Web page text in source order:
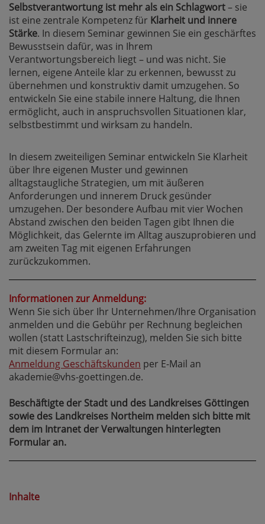
Selbstverantwortung ist mehr als ein Schlagwort– sie
ist eine zentrale Kompetenz für Klarheit und innere
Stärke. In diesem Seminar gewinnen Sie ein geschärftes
Bewusstsein dafür, was in Ihrem
Verantwortungsbereich liegt – und was nicht. Sie
lernen, eigene Anteile klar zu erkennen, bewusst zu
übernehmen und konstruktiv damit umzugehen. So
entwickeln Sie eine stabile innere Haltung, die Ihnen
ermöglicht, auch in anspruchsvollen Situationen klar,
selbstbestimmt und wirksam zu handeln.
In diesem zweiteiligen Seminar entwickeln Sie Klarheit
über Ihre eigenen Muster und gewinnen
alltagstaugliche Strategien, um mit äußeren
Anforderungen und innerem Druck gesünder
umzugehen. Der besondere Aufbau mit vier Wochen
Abstand zwischen den beiden Tagen gibt Ihnen die
Möglichkeit, das Gelernte im Alltag auszuprobieren und
am zweiten Tag mit eigenen Erfahrungen
zurückzukommen.
Informationen zur Anmeldung:
Wenn Sie sich über Ihr Unternehmen/Ihre Organisation
anmelden und die Gebühr per Rechnung begleichen
wollen (statt Lastschrifteinzug), melden Sie sich bitte
mit diesem Formular an:
Anmeldung Geschäftskunden per E-Mail an
akademie@vhs-goettingen.de.
Beschäftigte der Stadt und des Landkreises Göttingen
sowie des Landkreises Northeim melden sich bitte mit
dem im Intranet der Verwaltungen hinterlegten
Formular an.
Inhalte